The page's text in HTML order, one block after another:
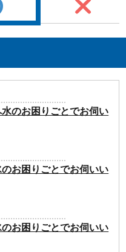
のお困りごとでお伺い
お困りごとでお伺いい
お困りごとでお伺いい